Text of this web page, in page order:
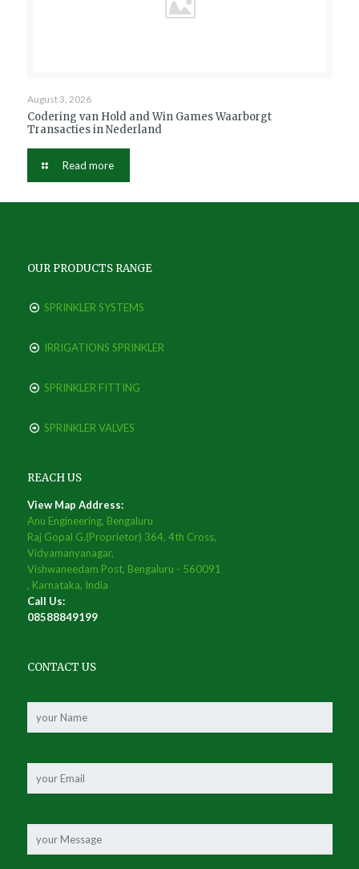
August 3, 2026
Codering van Hold and Win Games Waarborgt
Transacties in Nederland
Read more
OUR PRODUCTS RANGE
SPRINKLER SYSTEMS
IRRIGATIONS SPRINKLER
SPRINKLER FITTING
SPRINKLER VALVES
REACH US
View Map Address:
Anu Engineering, Bengaluru
Raj Gopal G.(Proprietor) 364, 4th Cross,
Vidyamanyanagar,
Vishwaneedam Post, Bengaluru - 560091
, Karnataka, India
Call Us:
08588849199
CONTACT US